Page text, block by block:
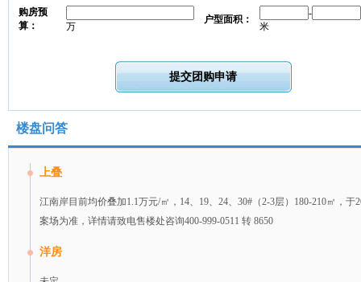
购房预
算：
万
户型面积：
-
米
楼盘问答